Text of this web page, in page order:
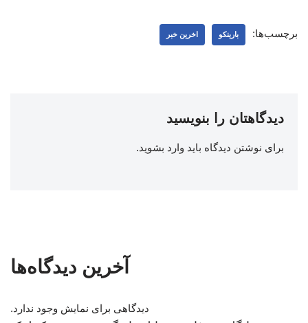
برچسب‌ها: بارینکو اخرین خبر
دیدگاهتان را بنویسید
برای نوشتن دیدگاه باید وارد بشوید.
آخرین دیدگاه‌ها
دیدگاهی برای نمایش وجود ندارد.